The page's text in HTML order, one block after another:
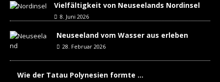
Vielfältigkeit von Neuseelands Nordinsel
8. Juni 2026
Neuseeland vom Wasser aus erleben
28. Februar 2026
Wie der Tatau Polynesien formte …